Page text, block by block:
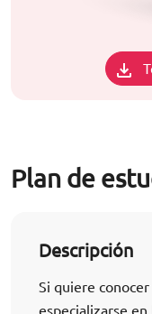
Plan de
Descripción
Si quiere
especializarse